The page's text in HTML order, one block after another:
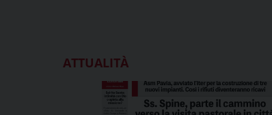
ATTUALITÀ